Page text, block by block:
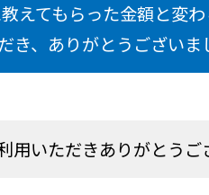
えてもらった金額と変
き、ありがとうございま
用いただきありがとうご